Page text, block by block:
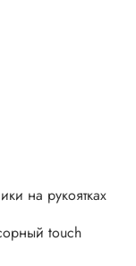
на рукоятках
touch